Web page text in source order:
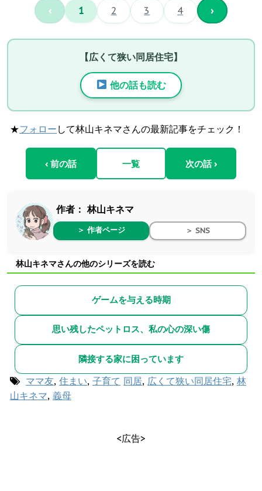
‹ 1 2 3 4 ›
【広くて狭い同居住宅】
他の話も読む
★フォロー して林山キネマさんの最新記事をチェック！
‹ 前の話 一覧 次の話 ›
作者：林山キネマ
＞ 作者ページ ＞ SNS
林山キネマさんの他のシリーズを読む
ゲームを与える時期
思い残したペットロス、私の心の深い傷
隣接する家に困っています
ママ友, 住まい, 子育て 同居, 広くて狭い同居住宅, 林
山キネマ, 義母
<広告>